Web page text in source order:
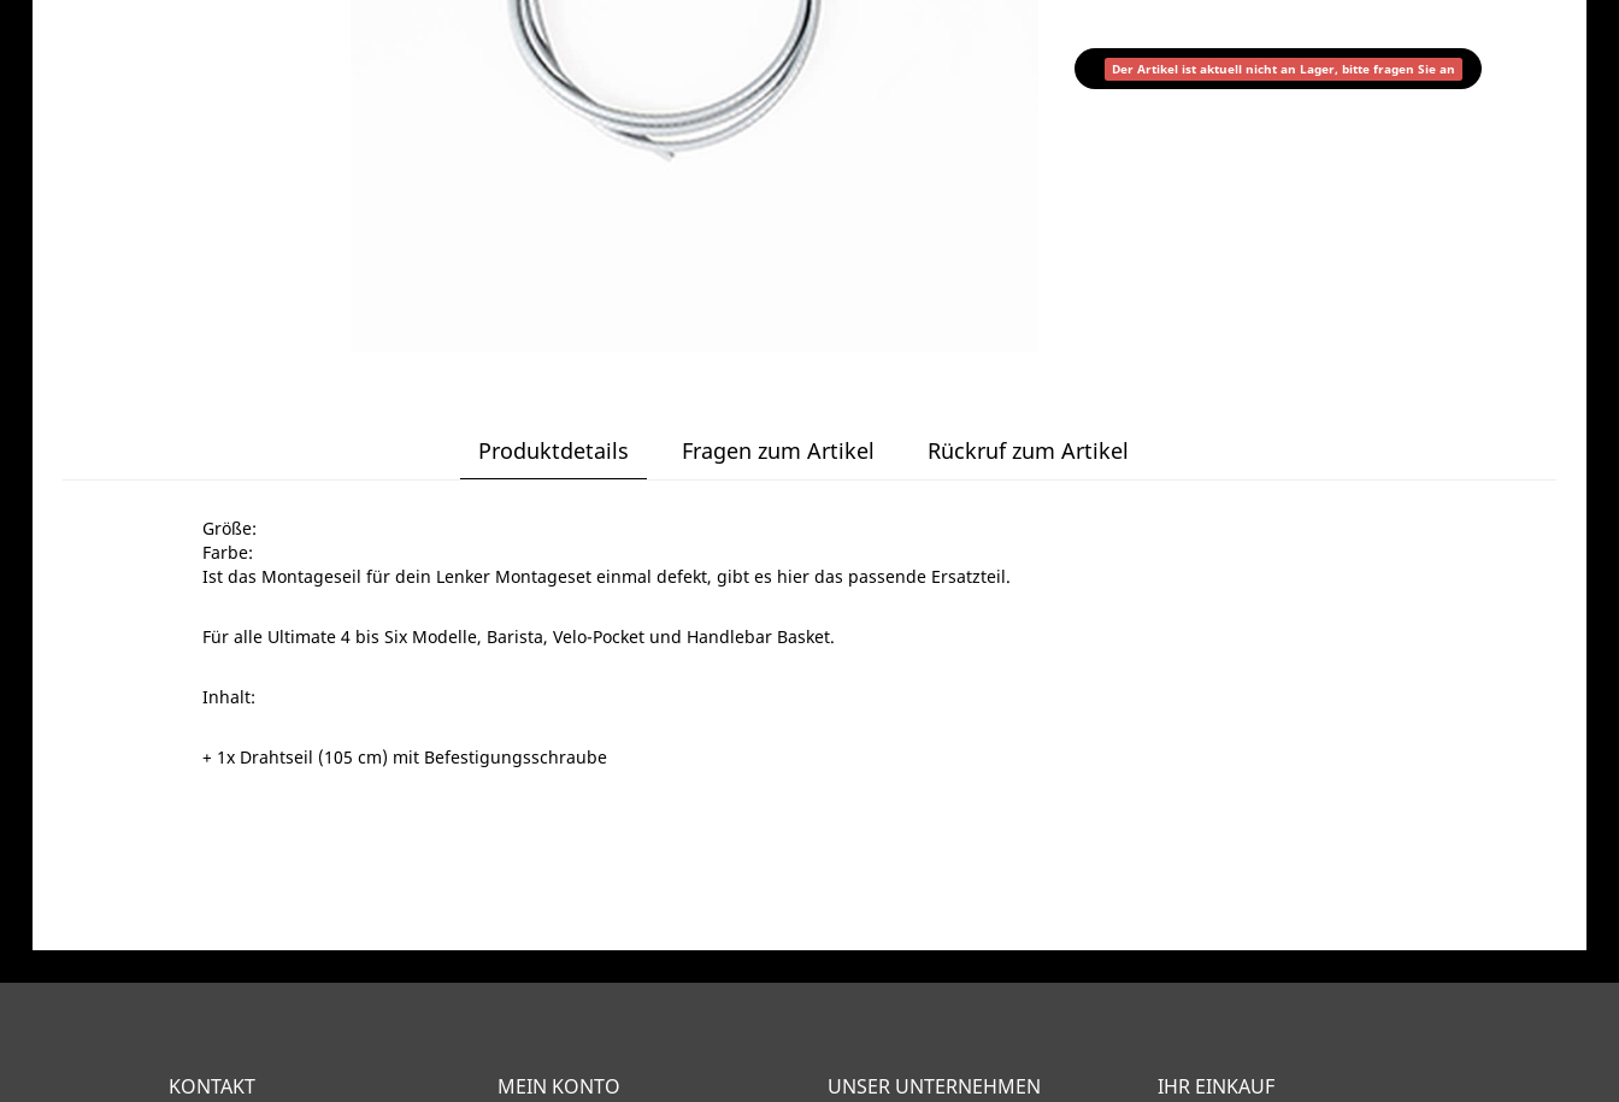
Der Artikel ist aktuell nicht an Lager, bitte fragen Sie an
Produktdetails Fragen zum Artikel Rückruf zum Artikel
Größe:
Farbe:
Ist das Montageseil für dein Lenker Montageset einmal defekt, gibt es hier das passende Ersatzteil.
Für alle Ultimate 4 bis Six Modelle, Barista, Velo-Pocket und Handlebar Basket.
Inhalt:
+ 1x Drahtseil (105 cm) mit Befestigungsschraube
KONTAKT MEIN KONTO UNSER UNTERNEHMEN IHR EINKAUF